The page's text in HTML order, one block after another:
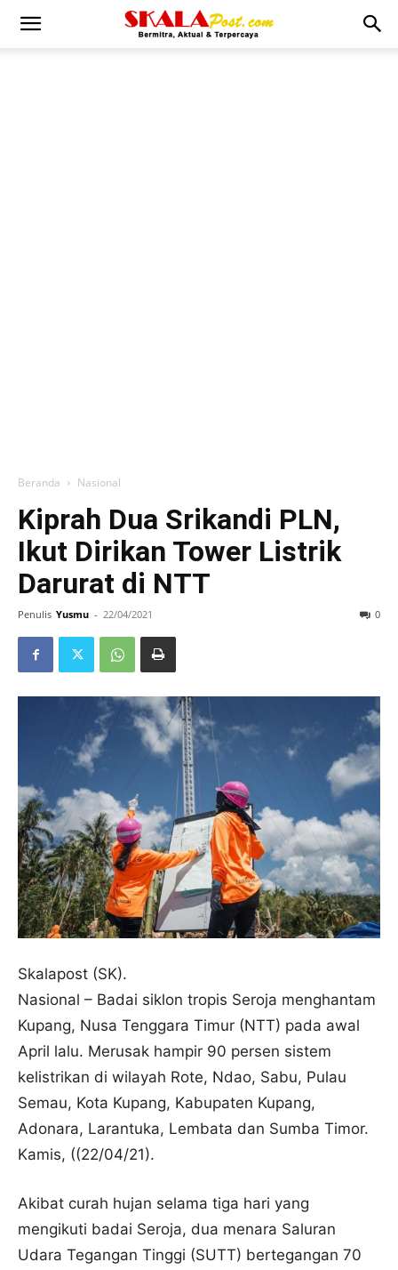
Beranda Nasional
Kiprah Dua Srikandi PLN,
Ikut Dirikan Tower Listrik
Darurat di NTT
Penulis Yusmu - 22/04/2021 0
Skalapost (SK).
Nasional – Badai siklon tropis Seroja menghantam
Kupang, Nusa Tenggara Timur (NTT) pada awal
April lalu. Merusak hampir 90 persen sistem
kelistrikan di wilayah Rote, Ndao, Sabu, Pulau
Semau, Kota Kupang, Kabupaten Kupang,
Adonara, Larantuka, Lembata dan Sumba Timor.
Kamis, ((22/04/21).
Akibat curah hujan selama tiga hari yang
mengikuti badai Seroja, dua menara Saluran
Udara Tegangan Tinggi (SUTT) bertegangan 70